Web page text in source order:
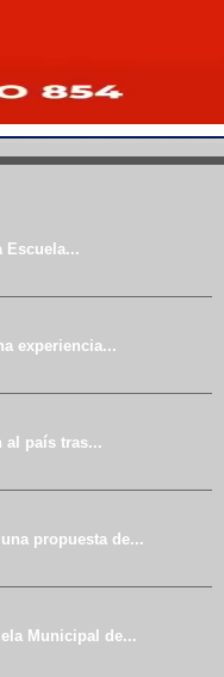
Escuela...
experiencia...
al país tras...
propuesta de...
Municipal de...